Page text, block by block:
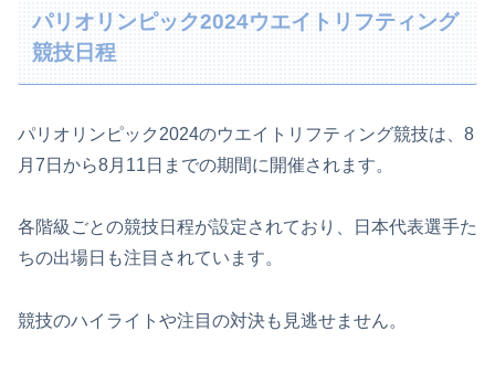
パリオリンピック2024ウエイトリフティング
競技日程
パリオリンピック2024のウエイトリフティング競技は、8
月7日から8月11日までの期間に開催されます。
各階級ごとの競技日程が設定されており、日本代表選手た
ちの出場日も注目されています。
競技のハイライトや注目の対決も見逃せません。